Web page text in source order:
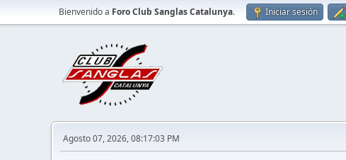
Bienvenido a Foro Club Sanglas Catalunya. Iniciar sesión
Agosto 07, 2026, 08:17:03 PM